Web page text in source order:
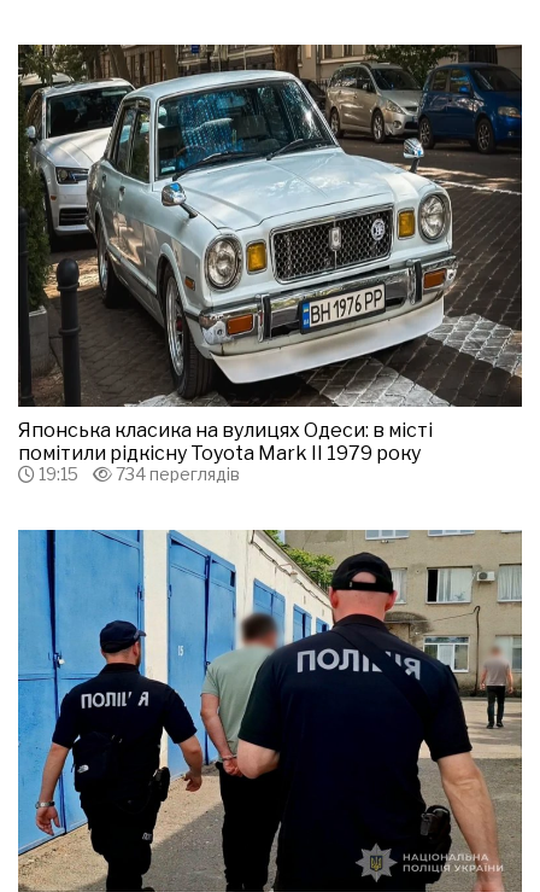
Японська класика на вулицях Одеси: в місті
помітили рідкісну Toyota Mark II 1979 року
19:15 734 переглядів